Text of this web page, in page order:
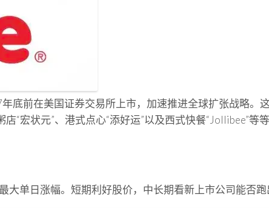
前在美国证券交易所上市，加速推进全球扩张战略。
“宏状元”、港式点心“添好运”以及西式快餐“Jollibee”
单日涨幅。短期利好股价，中长期看新上市公司能否跑